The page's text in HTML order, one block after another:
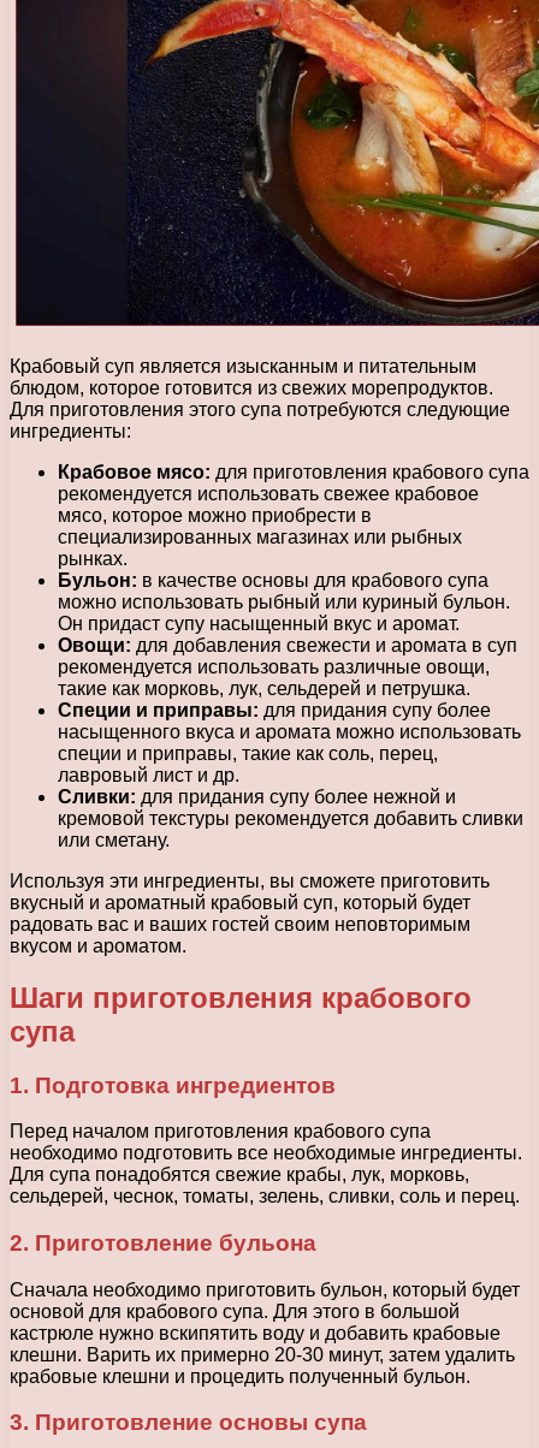
Крабовый суп является изысканным и питательным
блюдом, которое готовится из свежих морепродуктов.
Для приготовления этого супа потребуются следующие
ингредиенты:
Крабовое мясо: для приготовления крабового супа
рекомендуется использовать свежее крабовое
мясо, которое можно приобрести в
специализированных магазинах или рыбных
рынках.
Бульон: в качестве основы для крабового супа
можно использовать рыбный или куриный бульон.
Он придаст супу насыщенный вкус и аромат.
Овощи: для добавления свежести и аромата в суп
рекомендуется использовать различные овощи,
такие как морковь, лук, сельдерей и петрушка.
Специи и приправы: для придания супу более
насыщенного вкуса и аромата можно использовать
специи и приправы, такие как соль, перец,
лавровый лист и др.
Сливки: для придания супу более нежной и
кремовой текстуры рекомендуется добавить сливки
или сметану.
Используя эти ингредиенты, вы сможете приготовить
вкусный и ароматный крабовый суп, который будет
радовать вас и ваших гостей своим неповторимым
вкусом и ароматом.
Шаги приготовления крабового
супа
1. Подготовка ингредиентов
Перед началом приготовления крабового супа
необходимо подготовить все необходимые ингредиенты.
Для супа понадобятся свежие крабы, лук, морковь,
сельдерей, чеснок, томаты, зелень, сливки, соль и перец.
2. Приготовление бульона
Сначала необходимо приготовить бульон, который будет
основой для крабового супа. Для этого в большой
кастрюле нужно вскипятить воду и добавить крабовые
клешни. Варить их примерно 20-30 минут, затем удалить
крабовые клешни и процедить полученный бульон.
3. Приготовление основы супа